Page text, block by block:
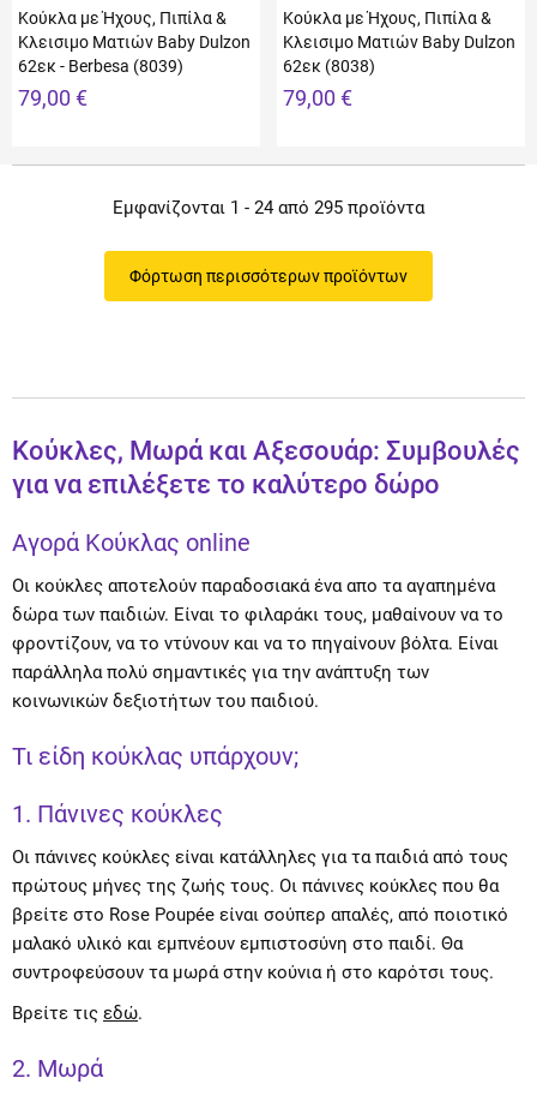
Κούκλα με Ήχους, Πιπίλα &
Κλεισιμο Ματιών Baby Dulzon
62εκ - Berbesa (8039)
79,00 €
Κούκλα με Ήχους, Πιπίλα &
Κλεισιμο Ματιών Baby Dulzon
62εκ (8038)
79,00 €
Εμφανίζονται 1 - 24 από 295 προϊόντα
Φόρτωση περισσότερων προϊόντων
Κούκλες, Μωρά και Αξεσουάρ: Συμβουλές
για να επιλέξετε το καλύτερο δώρο
Αγορά Κούκλας online
Οι κούκλες αποτελούν παραδοσιακά ένα απο τα αγαπημένα
δώρα των παιδιών. Είναι το φιλαράκι τους, μαθαίνουν να το
φροντίζουν, να το ντύνουν και να το πηγαίνουν βόλτα. Είναι
παράλληλα πολύ σημαντικές για την ανάπτυξη των
κοινωνικών δεξιοτήτων του παιδιού.
Τι είδη κούκλας υπάρχουν;
1. Πάνινες κούκλες
Οι πάνινες κούκλες είναι κατάλληλες για τα παιδιά από τους
πρώτους μήνες της ζωής τους. Οι πάνινες κούκλες που θα
βρείτε στο Rose Poupée είναι σούπερ απαλές, από ποιοτικό
μαλακό υλικό και εμπνέουν εμπιστοσύνη στο παιδί. Θα
συντροφεύσουν τα μωρά στην κούνια ή στο καρότσι τους.
Βρείτε τις εδώ.
2. Μωρά